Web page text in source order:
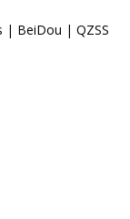
| BeiDou | QZSS